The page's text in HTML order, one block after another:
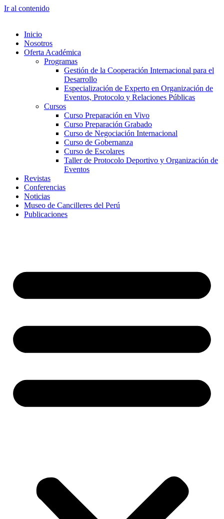
Ir al contenido
Inicio
Nosotros
Oferta Académica
Programas
Gestión de la Cooperación Internacional para el
Desarrollo
Especialización de Experto en Organización de
Eventos, Protocolo y Relaciones Públicas
Cursos
Curso Preparación en Vivo
Curso Preparación Grabado
Curso de Negociación Internacional
Curso de Gobernanza
Curso de Escolares
Taller de Protocolo Deportivo y Organización de
Eventos
Revistas
Conferencias
Noticias
Museo de Cancilleres del Perú
Publicaciones